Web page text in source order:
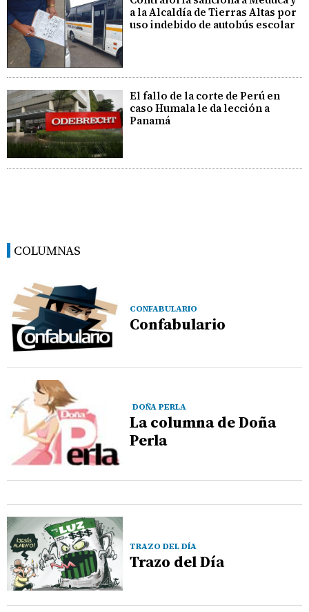
a la Alcaldía de Tierras Altas por
uso indebido de autobús escolar
El fallo de la corte de Perú en
caso Humala le da lección a
Panamá
COLUMNAS
CONFABULARIO
Confabulario
DOÑA PERLA
La columna de Doña
Perla
TRAZO DEL DÍA
Trazo del Día